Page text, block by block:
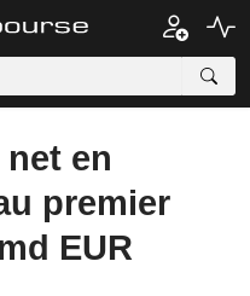
en
premier
EUR